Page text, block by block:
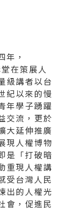
年，
在策展人
級講者以台
紀以來的慢
年學子踴躍
交流，更於
大延伸推廣
現人權博物
是「打破暗
重現人權講
受台灣人民
出的人權光
會，促進民